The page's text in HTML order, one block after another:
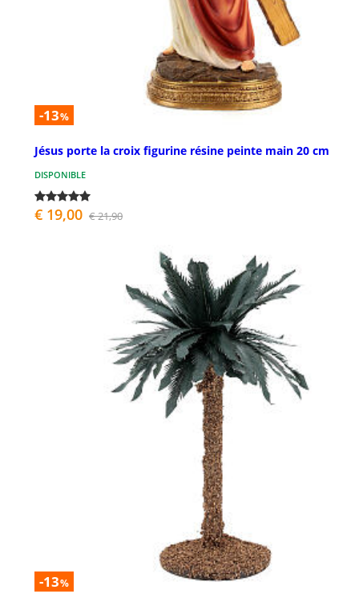
-13%
Jésus porte la croix figurine résine peinte main 20 cm
DISPONIBLE
€ 19,00 € 21,90
-13%